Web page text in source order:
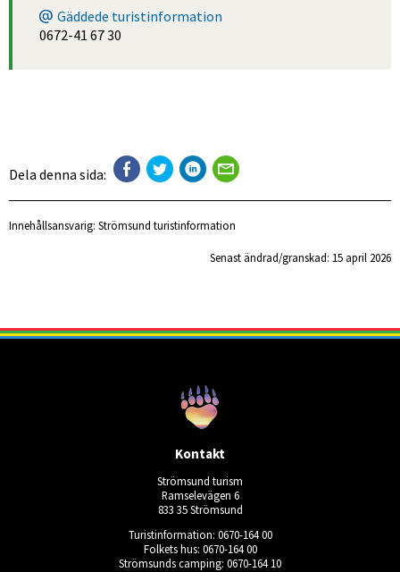
Gäddede turistinformation
0672-41 67 30
Dela denna sida:
Innehållsansvarig: Strömsund turistinformation
Senast ändrad/granskad: 15 april 2026
Kontakt
Strömsund turism
Ramselevägen 6
833 35 Strömsund
Turistinformation: 0670-164 00
Folkets hus: 0670-164 00
Strömsunds camping: 0670-164 10